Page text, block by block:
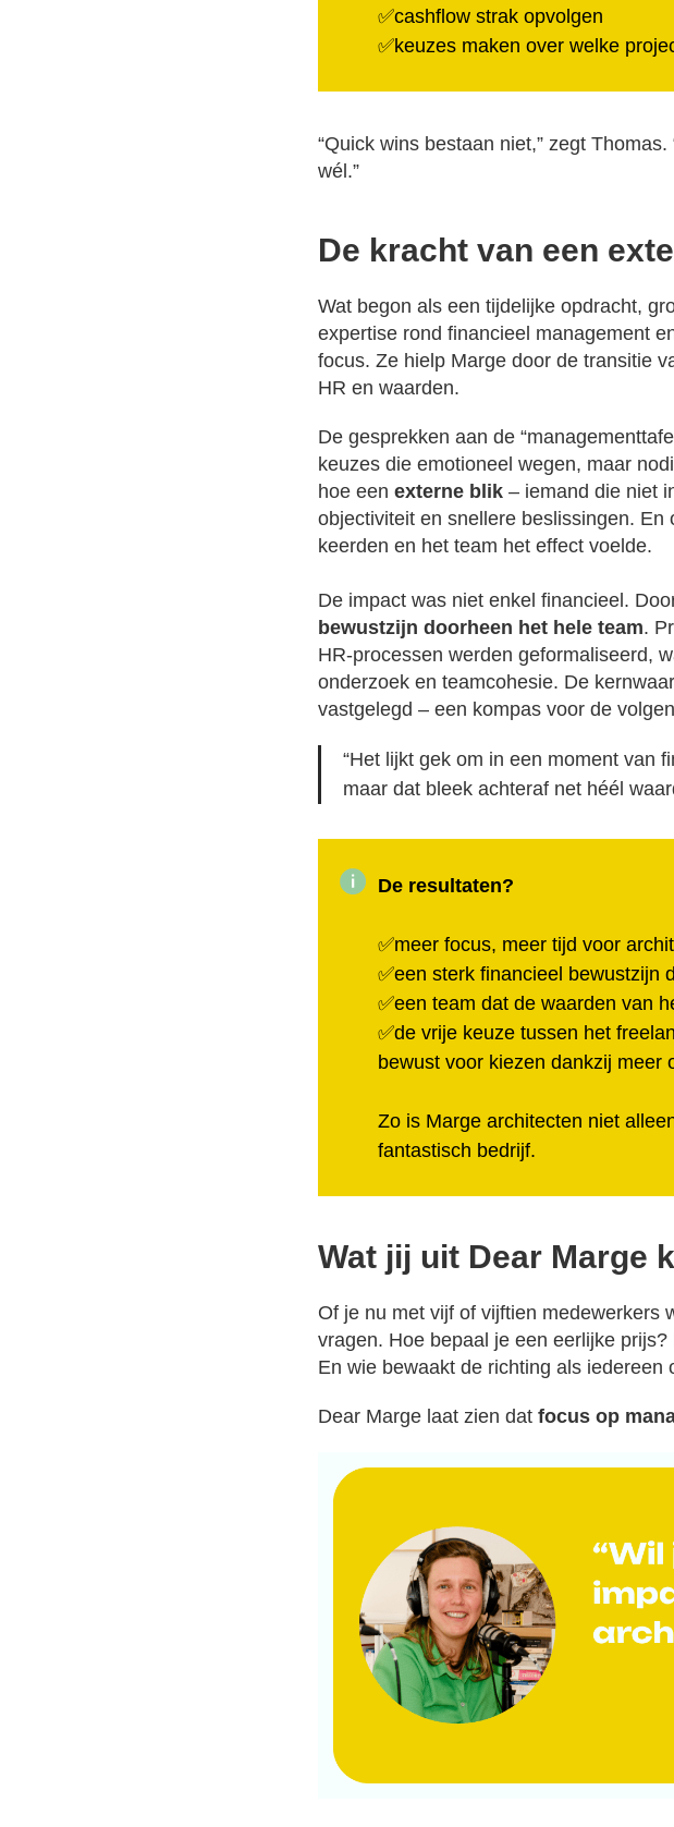
✅cashflow strak opvolgen
✅keuzes maken over welke
“Quick wins bestaan niet,” zegt
wél.”
De kracht van een
Wat begon als een tijdelijke opdracht,
expertise rond financieel management
focus. Ze hielp Marge door de transitie
HR en waarden.
De gesprekken aan de
keuzes die emotioneel wegen, maar
hoe een externe blik – iemand die niet
objectiviteit en snellere beslissingen.
keerden en het team het effect voelde.
De impact was niet enkel financieel.
bewustzijn doorheen het hele team.
HR-processen werden geformaliseerd,
onderzoek en teamcohesie. De
vastgelegd – een kompas voor de
“Het lijkt gek om in een moment van
maar dat bleek achteraf net héél
De resultaten?
✅meer focus, meer tijd voor
✅een sterk financieel bewustzijn
✅een team dat de waarden van
✅de vrije keuze tussen het
bewust voor kiezen dankzij meer
Zo is Marge architecten niet
fantastisch bedrijf.
Wat jij uit Dear Marge
Of je nu met vijf of vijftien medewerkers
vragen. Hoe bepaal je een eerlijke
En wie bewaakt de richting als iedereen
Dear Marge laat zien dat focus op